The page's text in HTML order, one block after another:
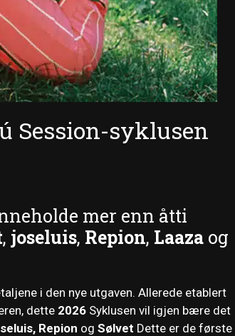
Session-syklusen
mer enn åtti
, joseluis, Repion, Laaza og
i den nye utgaven. Allerede etablert
dette 2026 Syklusen vil igjen bære det
Repion og Sølvet Dette er de første